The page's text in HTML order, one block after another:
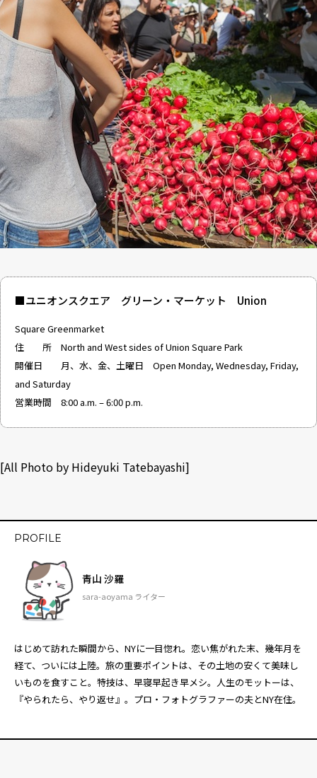
■ユニオンスクエア グリーン・マーケット Union
Square Greenmarket
住 所 North and West sides of Union Square Park
開催日 月、水、金、土曜日 Open Monday, Wednesday, Friday,
and Saturday
営業時間 8:00 a.m. – 6:00 p.m.
[All Photo by Hideyuki Tatebayashi]
PROFILE
青山 沙羅
sara-aoyama ライター
はじめて訪れた瞬間から、NYに一目惚れ。恋い焦がれた末、幾年月を
経て、ついには上陸。旅の重要ポイントは、その土地の安くて美味し
いものを食すこと。特技は、早寝早起き早メシ。人生のモットーは、
『やられたら、やり返せ』。プロ・フォトグラファーの夫とNY在住。